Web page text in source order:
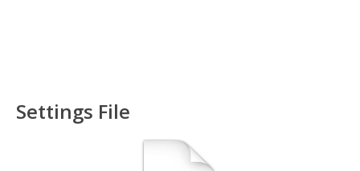
Settings File